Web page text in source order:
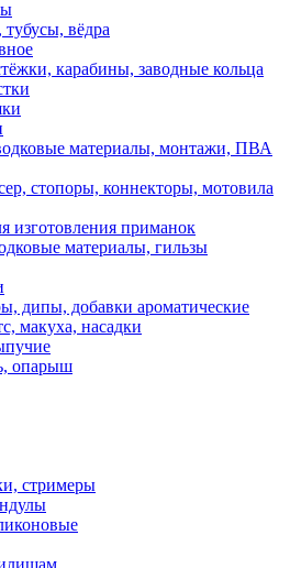
вёдра
карабины, заводные кольца
материалы, монтажи, ПВА
стопоры, коннекторы, мотовила
изготовления приманок
материалы, гильзы
дипы, добавки ароматические
макуха, насадки
опарыш
стримеры